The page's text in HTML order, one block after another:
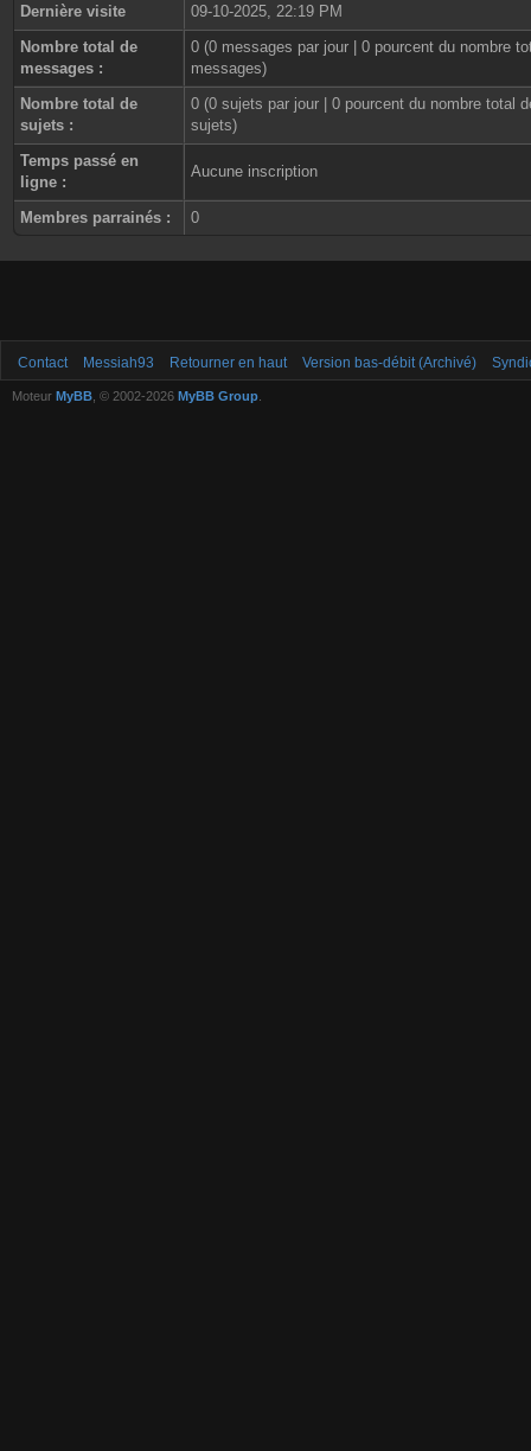
Dernière visite
09-10-2025, 22:19 PM
Nombre total de
messages :
0 (0 messages par jour | 0 pourcent du nombre
messages)
Nombre total de
sujets :
0 (0 sujets par jour | 0 pourcent du nombre total
sujets)
Temps passé en
ligne :
Aucune inscription
Membres parrainés : 0
Contact Messiah93 Retourner en haut Version bas-débit (Archivé)
Moteur MyBB , © 2002-2026 MyBB Group